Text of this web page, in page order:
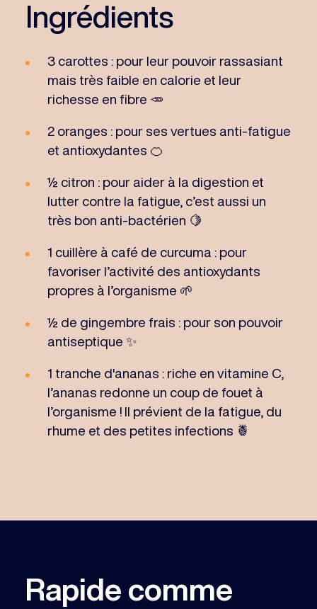
Ingrédients
3 carottes : pour leur pouvoir rassasiant
mais très faible en calorie et leur
richesse en fibre 🥕
2 oranges : pour ses vertues anti-fatigue
et antioxydantes 🍊
½ citron : pour aider à la digestion et
lutter contre la fatigue, c’est aussi un
très bon anti-bactérien 🍋
1 cuillère à café de curcuma : pour
favoriser l’activité des antioxydants
propres à l’organisme 🌱
½ de gingembre frais : pour son pouvoir
antiseptique ✨
1 tranche d'ananas : riche en vitamine C,
l’ananas redonne un coup de fouet à
l’organisme ! Il prévient de la fatigue, du
rhume et des petites infections 🍍
Rapide comme